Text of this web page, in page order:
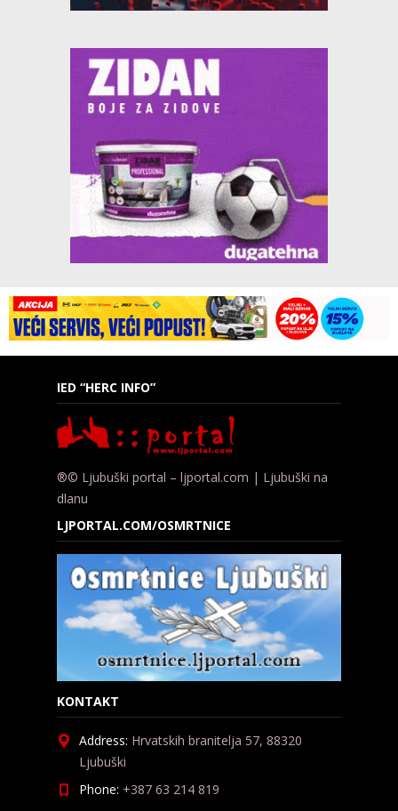
IED “HERC INFO”
®© Ljubuški portal – ljportal.com | Ljubuški na
dlanu
LJPORTAL.COM/OSMRTNICE
KONTAKT
Address: Hrvatskih branitelja 57, 88320
Ljubuški
Phone: +387 63 214 819